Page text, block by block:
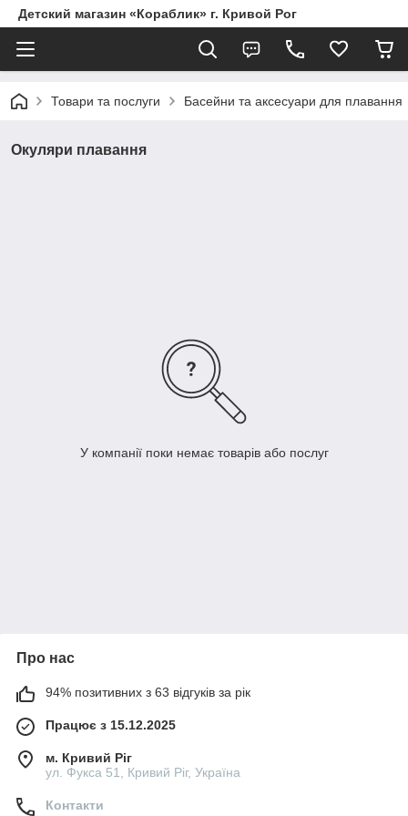
Детский магазин «Кораблик» г. Кривой Рог
Товари та послуги Басейни та аксесуари для плавання
Окуляри плавання
У компанії поки немає товарів або послуг
Про нас
94% позитивних з 63 відгуків за рік
Працює з 15.12.2025
м. Кривий Ріг
ул. Фукса 51, Кривий Ріг, Україна
Контакти